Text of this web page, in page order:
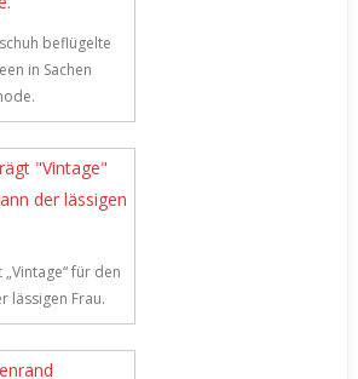
beflügelte
in Sachen
für den
lässigen Frau.